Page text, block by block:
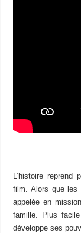
L’histoire
film. Alors que les
appelée en
famille. Plus
développe ses